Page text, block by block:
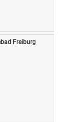
Freiburg